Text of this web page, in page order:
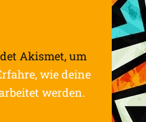
Akismet, um
wie deine
werden.